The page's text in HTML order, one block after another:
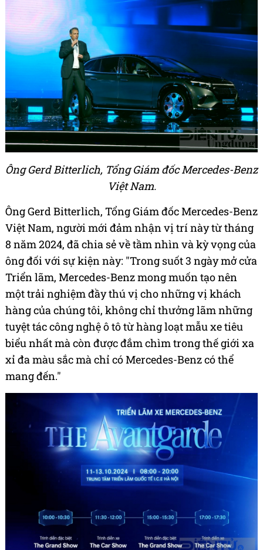
Ông Gerd Bitterlich, Tổng Giám đốc Mercedes-Benz
Việt Nam.
Ông Gerd Bitterlich, Tổng Giám đốc Mercedes-Benz
Việt Nam, người mới đảm nhận vị trí này từ tháng
8 năm 2024, đã chia sẻ về tầm nhìn và kỳ vọng của
ông đối với sự kiện này: "Trong suốt 3 ngày mở cửa
Triển lãm, Mercedes-Benz mong muốn tạo nên
một trải nghiệm đầy thú vị cho những vị khách
hàng của chúng tôi, không chỉ thưởng lãm những
tuyệt tác công nghệ ô tô từ hàng loạt mẫu xe tiêu
biểu nhất mà còn được đắm chìm trong thế giới xa
xỉ đa màu sắc mà chỉ có Mercedes-Benz có thể
mang đến."